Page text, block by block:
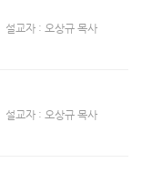
설교자 : 오상규 목사
설교자 : 오상규 목사